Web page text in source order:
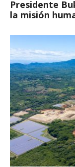
Presidente
la misión